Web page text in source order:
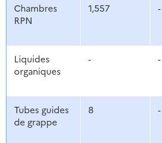
Chambres
RPN
1,557 -
Liquides
organiques
- -
Tubes guides
de grappe
8 -